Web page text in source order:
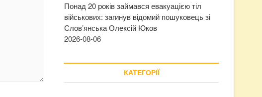
Понад 20 років займався евакуацією тіл
військових: загинув відомий пошуковець зі
Слов’янська Олексій Юков
2026-08-06
КАТЕГОРІЇ